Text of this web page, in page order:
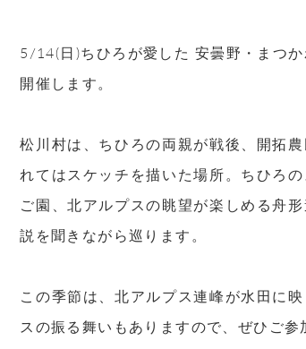
5/14(日)ちひろが愛した 安曇野・まつ
開催します。
松川村は、ちひろの両親が戦後、開拓
れてはスケッチを描いた場所。ちひろ
ご園、北アルプスの眺望が楽しめる舟
説を聞きながら巡ります。
この季節は、北アルプス連峰が水田に
スの振る舞いもありますので、ぜひご参